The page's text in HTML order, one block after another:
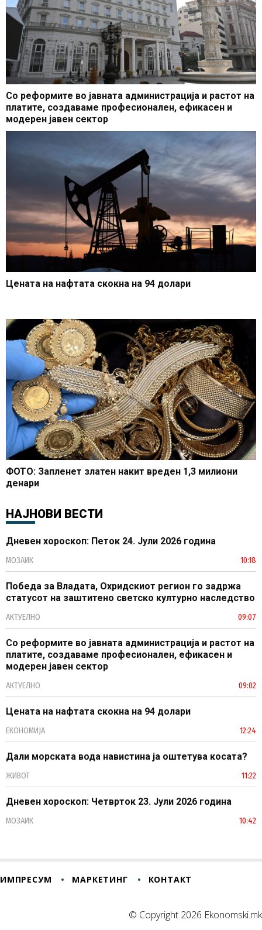
Со реформите во јавната администрација и растот на
платите, создаваме професионален, ефикасен и
модерен јавен сектор
Цената на нафтата скокна на 94 долари
ФОТО: Запленет златен накит вреден 1,3 милиони
денари
НАЈНОВИ ВЕСТИ
Дневен хороскоп: Петок 24. Јули 2026 година
МОЗАИК 10:18
Победа за Владата, Охридскиот регион го задржа
статусот на заштитено светско културно наследство
АКТУЕЛНО 09:07
Со реформите во јавната администрација и растот на
платите, создаваме професионален, ефикасен и
модерен јавен сектор
АКТУЕЛНО 09:02
Цената на нафтата скокна на 94 долари
ЕКОНОМИЈА 12:24
Дали морската вода навистина ја оштетува косата?
ЖИВОТ 11:22
Дневен хороскоп: Четврток 23. Јули 2026 година
МОЗАИК 10:42
ИМПРЕСУМ МАРКЕТИНГ КОНТАКТ
© Copyright 2026 Ekonomski.mk